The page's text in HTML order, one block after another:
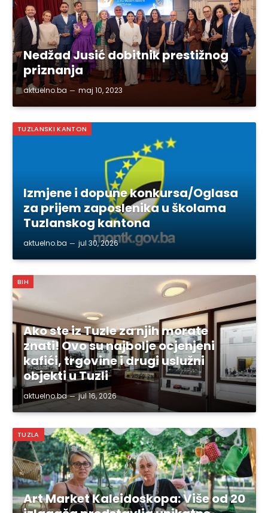
Nedžad Jusić dobitnik prestižnog
priznanja
aktuelno.ba maj 10, 2023
TUZLANSKI KANTON
Izmjene i dopune konkursa/Oglasa
za prijem zaposlenika u školama
Tuzlanskog kantona
aktuelno.ba jul 30, 2026
BIH
Ako ste iz Tuzle za njih morate
znati! Ovo su najbolje ocjenjeni
kafići, trgovine i drugi uslužni
objekti u Tuzli
aktuelno.ba jul 16, 2026
TUZLA
Art Market Kaleidoskopa: Više od 20